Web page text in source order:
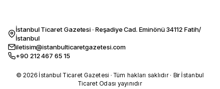
İstanbul Ticaret Gazetesi · Reşadiye Cad. Eminönü 34112 Fatih/
İstanbul
iletisim@istanbulticaretgazetesi.com
+90 212 467 65 15
© 2026 İstanbul Ticaret Gazetesi · Tüm hakları saklıdır · Bir İstanbul
Ticaret Odası yayınıdır